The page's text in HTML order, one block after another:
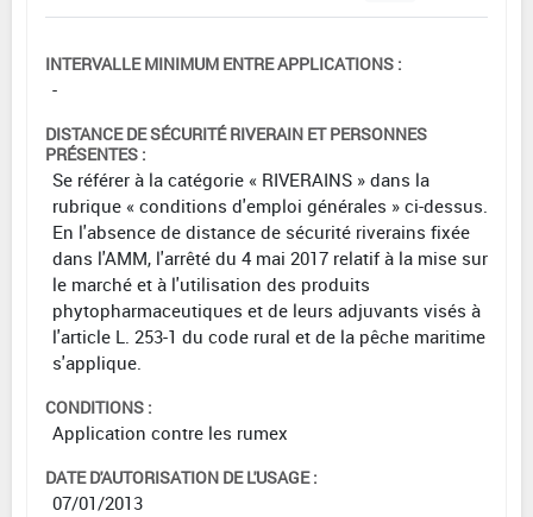
INTERVALLE MINIMUM ENTRE APPLICATIONS :
-
DISTANCE DE SÉCURITÉ RIVERAIN ET PERSONNES
PRÉSENTES :
Se référer à la catégorie « RIVERAINS » dans la
rubrique « conditions d'emploi générales » ci-dessus.
En l'absence de distance de sécurité riverains fixée
dans l'AMM, l'arrêté du 4 mai 2017 relatif à la mise sur
le marché et à l'utilisation des produits
phytopharmaceutiques et de leurs adjuvants visés à
l'article L. 253-1 du code rural et de la pêche maritime
s'applique.
CONDITIONS :
Application contre les rumex
DATE D'AUTORISATION DE L'USAGE :
07/01/2013